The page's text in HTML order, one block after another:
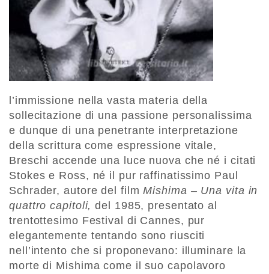
l’immissione nella vasta materia della
sollecitazione di una passione personalissima
e dunque di una penetrante interpretazione
della scrittura come espressione vitale,
Breschi accende una luce nuova che né i citati
Stokes e Ross, né il pur raffinatissimo Paul
Schrader, autore del filmMishima – Una vita in
quattro capitoli,del 1985, presentato al
trentottesimo Festival di Cannes, pur
elegantemente tentando sono riusciti
nell’intento che si proponevano: illuminare la
morte di Mishima come il suo capolavoro